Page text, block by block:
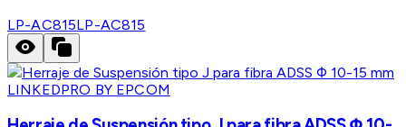
LP-AC815LP-AC815
LINKEDPRO BY EPCOM